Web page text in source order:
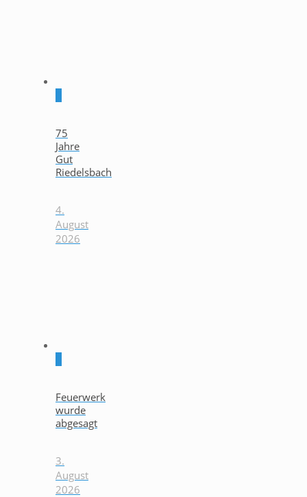
75
Jahre
Gut
Riedelsbach
4.
August
2026
Feuerwerk
wurde
abgesagt
3.
August
2026